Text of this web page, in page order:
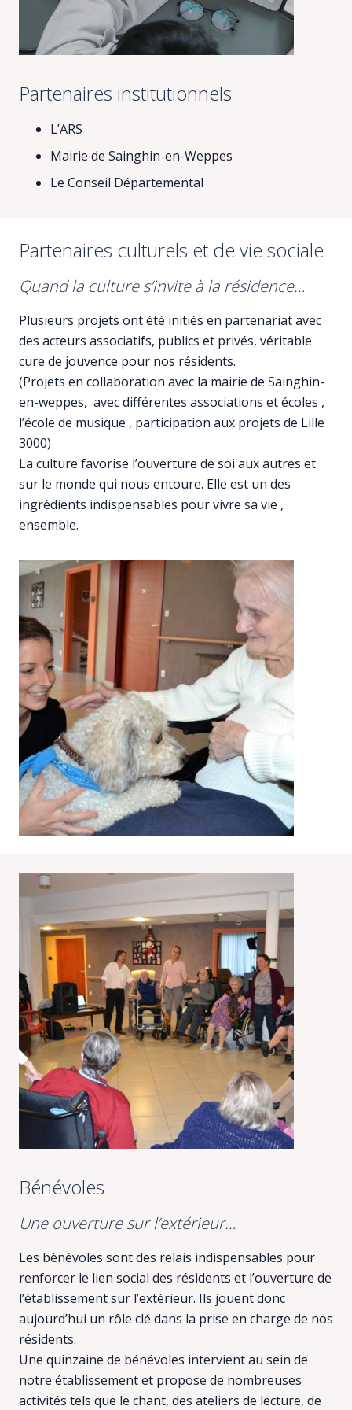
Partenaires institutionnels
L’ARS
Mairie de Sainghin-en-Weppes
Le Conseil Départemental
Partenaires culturels et de vie sociale
Quand la culture s’invite à la résidence…
Plusieurs projets ont été initiés en partenariat avec
des acteurs associatifs, publics et privés, véritable
cure de jouvence pour nos résidents.
(Projets en collaboration avec la mairie de Sainghin-
en-weppes, avec différentes associations et écoles ,
l’école de musique , participation aux projets de Lille
3000)
La culture favorise l’ouverture de soi aux autres et
sur le monde qui nous entoure. Elle est un des
ingrédients indispensables pour vivre sa vie ,
ensemble.
Bénévoles
Une ouverture sur l’extérieur…
Les bénévoles sont des relais indispensables pour
renforcer le lien social des résidents et l’ouverture de
l’établissement sur l’extérieur. Ils jouent donc
aujourd’hui un rôle clé dans la prise en charge de nos
résidents.
Une quinzaine de bénévoles intervient au sein de
notre établissement et propose de nombreuses
activités tels que le chant, des ateliers de lecture, de